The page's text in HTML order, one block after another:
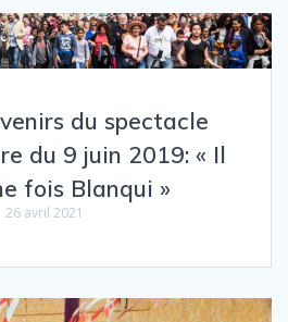
du spectacle
du 9 juin 2019: « Il
fois Blanqui »
26 avril 2021